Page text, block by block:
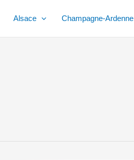
Alsace Champagne-Ardenne